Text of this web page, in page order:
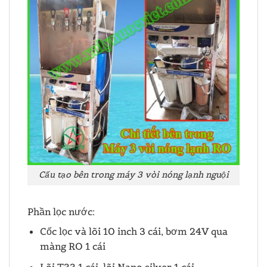
Cấu tạo bên trong máy 3 vòi nóng lạnh nguội
Phần lọc nước:
Cốc lọc và lõi 10 inch 3 cái, bơm 24V qua
màng RO 1 cái